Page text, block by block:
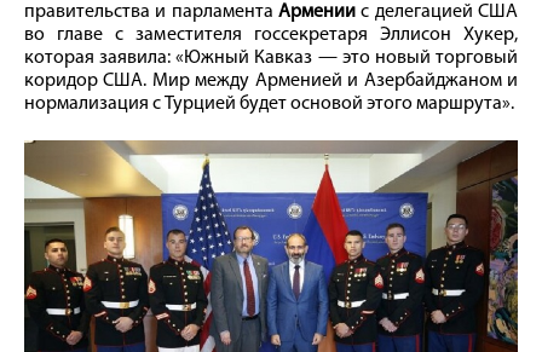
правительства и парламента Армении с делегацией США
во главе с заместителя госсекретаря Эллисон Хукер,
которая заявила: «Южный Кавказ — это новый торговый
коридор США. Мир между Арменией и Азербайджаном и
нормализация с Турцией будет основой этого маршрута».